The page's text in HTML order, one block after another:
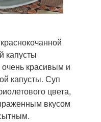
капусты
очень красивым и
капусты. Суп
цвета,
вкусом